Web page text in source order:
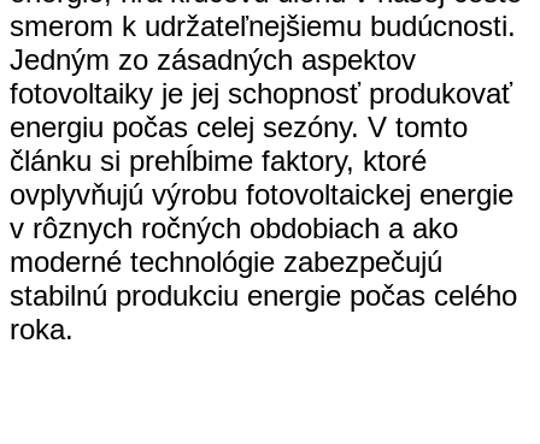
smerom k udržateľnejšiemu budúcnosti.
Jedným zo zásadných aspektov
fotovoltaiky je jej schopnosť produkovať
energiu počas celej sezóny. V tomto
článku si prehĺbime faktory, ktoré
ovplyvňujú výrobu fotovoltaickej energie
v rôznych ročných obdobiach a ako
moderné technológie zabezpečujú
stabilnú produkciu energie počas celého
roka.